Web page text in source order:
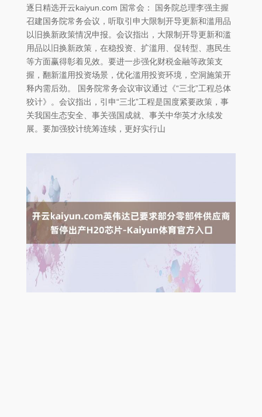
逐日精选开云kaiyun.com 国常会： 国务院总理李强主握
召建国务院常务会议，听取引申大限制开导更新和滥用品
以旧换新政策情况申报。会议指出，大限制开导更新和滥
用品以旧换新政策，在稳投资、扩滥用、促转型、惠民生
等方面赢得彰着见效。要进一步强化财税金融等政策支
握，翻新滥用投资场景，优化滥用投资环境，空洞施策开
释内需后劲。 国务院常务会议审议通过《“三北”工程总体
狡计》。会议指出，引申“三北”工程是国度紧要政策，事
关我国生态安全、事关强国成就、事关中华英才永续发
展。要加强狡计统筹连续，更好实行山